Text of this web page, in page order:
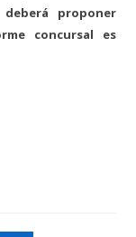
proponer
concursal es